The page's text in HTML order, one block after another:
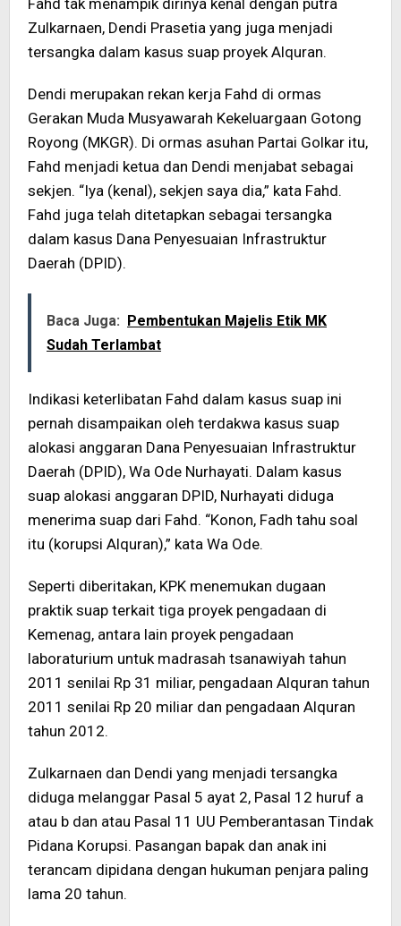
Fahd tak menampik dirinya kenal dengan putra
Zulkarnaen, Dendi Prasetia yang juga menjadi
tersangka dalam kasus suap proyek Alquran.
Dendi merupakan rekan kerja Fahd di ormas
Gerakan Muda Musyawarah Kekeluargaan Gotong
Royong (MKGR). Di ormas asuhan Partai Golkar itu,
Fahd menjadi ketua dan Dendi menjabat sebagai
sekjen. “Iya (kenal), sekjen saya dia,” kata Fahd.
Fahd juga telah ditetapkan sebagai tersangka
dalam kasus Dana Penyesuaian Infrastruktur
Daerah (DPID).
Baca Juga: Pembentukan Majelis Etik MK
Sudah Terlambat
Indikasi keterlibatan Fahd dalam kasus suap ini
pernah disampaikan oleh terdakwa kasus suap
alokasi anggaran Dana Penyesuaian Infrastruktur
Daerah (DPID), Wa Ode Nurhayati. Dalam kasus
suap alokasi anggaran DPID, Nurhayati diduga
menerima suap dari Fahd. “Konon, Fadh tahu soal
itu (korupsi Alquran),” kata Wa Ode.
Seperti diberitakan, KPK menemukan dugaan
praktik suap terkait tiga proyek pengadaan di
Kemenag, antara lain proyek pengadaan
laboraturium untuk madrasah tsanawiyah tahun
2011 senilai Rp 31 miliar, pengadaan Alquran tahun
2011 senilai Rp 20 miliar dan pengadaan Alquran
tahun 2012.
Zulkarnaen dan Dendi yang menjadi tersangka
diduga melanggar Pasal 5 ayat 2, Pasal 12 huruf a
atau b dan atau Pasal 11 UU Pemberantasan Tindak
Pidana Korupsi. Pasangan bapak dan anak ini
terancam dipidana dengan hukuman penjara paling
lama 20 tahun.